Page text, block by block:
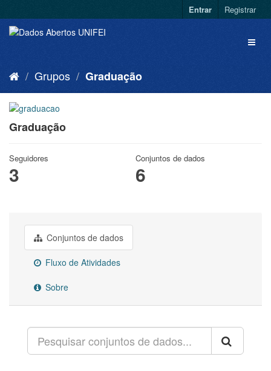
Entrar Registrar
Grupos Graduação
Graduação
Seguidores
3
Conjuntos de dados
6
Conjuntos de dados
Fluxo de Atividades
Sobre